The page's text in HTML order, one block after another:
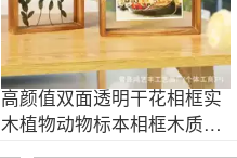
高颜值双面透明干花相框实
木植物动物标本相框木质立